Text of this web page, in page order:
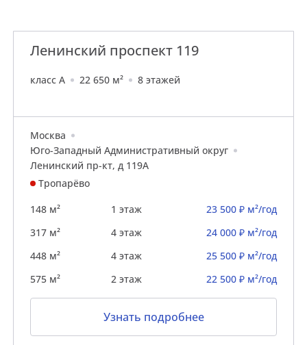
Ленинский проспект 119
класс A 22 650 м² 8 этажей
Москва
Юго-Западный Административный округ
Ленинский пр-кт, д 119А
Тропарёво
148 м²
1 этаж
23 500 ₽ м²/год
317 м²
4 этаж
24 000 ₽ м²/год
448 м²
4 этаж
25 500 ₽ м²/год
575 м²
2 этаж 22 500 ₽ м²/год
Узнать подробнее